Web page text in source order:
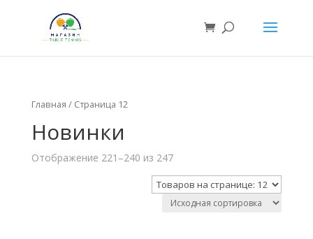
Главная / Страница 12
Новинки
Отображение 221–240 из 247